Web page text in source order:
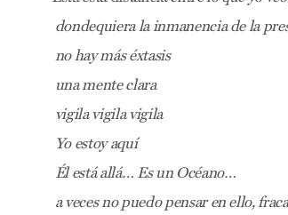
dondequiera la inmanencia de la
no hay más éxtasis
una mente clara
vigila vigila vigila
Yo estoy aquí
Él está allá… Es un Océano…
a veces no puedo pensar en ello,